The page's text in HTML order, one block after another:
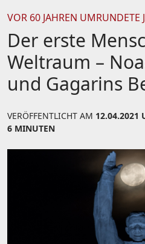
VOR 60 JAHREN UMRUNDETE
Der erste
Weltraum –
und Gagarins
VERÖFFENTLICHT AM 12.04.2021
6 MINUTEN